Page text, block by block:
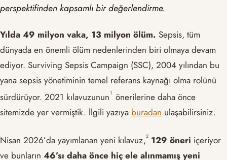
perspektifinden kapsamlı bir değerlendirme.
Yılda 49 milyon vaka, 13 milyon ölüm. Sepsis, tüm
dünyada en önemli ölüm nedenlerinden biri olmaya devam
ediyor. Surviving Sepsis Campaign (SSC), 2004 yılından bu
yana sepsis yönetiminin temel referans kaynağı olma rolünü
sürdürüyor. 2021 kılavuzunun¹ önerilerine daha önce
sitemizde yer vermiştik. İlgili yazıya buradan ulaşabilirsiniz.
Nisan 2026’da yayımlanan yeni kılavuz,² 129 öneri içeriyor
ve bunların 46’sı daha önce hiç ele alınmamış yeni